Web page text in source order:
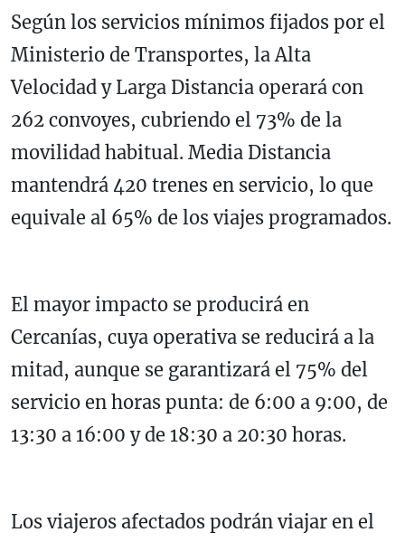
Según los servicios mínimos fijados por el
Ministerio de Transportes, la Alta
Velocidad y Larga Distancia operará con
262 convoyes, cubriendo el 73% de la
movilidad habitual. Media Distancia
mantendrá 420 trenes en servicio, lo que
equivale al 65% de los viajes programados.
El mayor impacto se producirá en
Cercanías, cuya operativa se reducirá a la
mitad, aunque se garantizará el 75% del
servicio en horas punta: de 6:00 a 9:00, de
13:30 a 16:00 y de 18:30 a 20:30 horas.
Los viajeros afectados podrán viajar en el